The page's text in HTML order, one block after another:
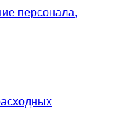
персонала,